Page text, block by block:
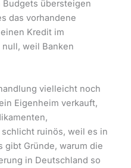
übersteigen
das vorhandene
Kredit im
weil Banken
vielleicht noch
Eigenheim verkauft,
ruinös, weil es in
gibt Gründe, warum die
in Deutschland so